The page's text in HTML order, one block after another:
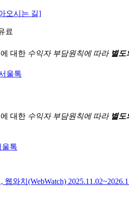
오시는 길]
료
대한 수익자 부담원칙에 따라 별도
대한 수익자 부담원칙에 따라 별도